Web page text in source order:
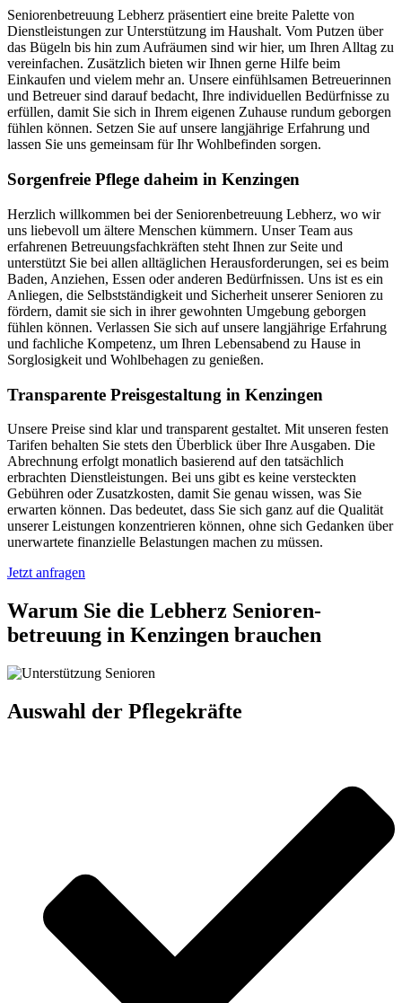
Seniorenbetreuung Lebherz präsentiert eine breite Palette von
Dienstleistungen zur Unterstützung im Haushalt. Vom Putzen über
das Bügeln bis hin zum Aufräumen sind wir hier, um Ihren Alltag zu
vereinfachen. Zusätzlich bieten wir Ihnen gerne Hilfe beim
Einkaufen und vielem mehr an. Unsere einfühlsamen Betreuerinnen
und Betreuer sind darauf bedacht, Ihre individuellen Bedürfnisse zu
erfüllen, damit Sie sich in Ihrem eigenen Zuhause rundum geborgen
fühlen können. Setzen Sie auf unsere langjährige Erfahrung und
lassen Sie uns gemeinsam für Ihr Wohlbefinden sorgen.
Sorgenfreie Pflege daheim in Kenzingen
Herzlich willkommen bei der Seniorenbetreuung Lebherz, wo wir
uns liebevoll um ältere Menschen kümmern. Unser Team aus
erfahrenen Betreuungsfachkräften steht Ihnen zur Seite und
unterstützt Sie bei allen alltäglichen Herausforderungen, sei es beim
Baden, Anziehen, Essen oder anderen Bedürfnissen. Uns ist es ein
Anliegen, die Selbstständigkeit und Sicherheit unserer Senioren zu
fördern, damit sie sich in ihrer gewohnten Umgebung geborgen
fühlen können. Verlassen Sie sich auf unsere langjährige Erfahrung
und fachliche Kompetenz, um Ihren Lebensabend zu Hause in
Sorglosigkeit und Wohlbehagen zu genießen.
Transparente Preisgestaltung in Kenzingen
Unsere Preise sind klar und transparent gestaltet. Mit unseren festen
Tarifen behalten Sie stets den Überblick über Ihre Ausgaben. Die
Abrechnung erfolgt monatlich basierend auf den tatsächlich
erbrachten Dienstleistungen. Bei uns gibt es keine versteckten
Gebühren oder Zusatzkosten, damit Sie genau wissen, was Sie
erwarten können. Das bedeutet, dass Sie sich ganz auf die Qualität
unserer Leistungen konzentrieren können, ohne sich Gedanken über
unerwartete finanzielle Belastungen machen zu müssen.
Jetzt anfragen
Warum Sie die Lebherz Senioren­
betreuung in Kenzingen brauchen
Auswahl der Pflegekräfte